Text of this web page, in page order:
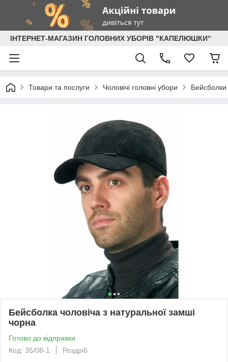
ІНТЕРНЕТ-МАГАЗИН ГОЛОВНИХ УБОРІВ "КАПЕЛЮШКИ"
Товари та послуги Чоловічі головні убори Бейсболки
Бейсболка чоловіча з натуральної замші
чорна
Готово до відправки
Код: 35/08-1
Роздріб